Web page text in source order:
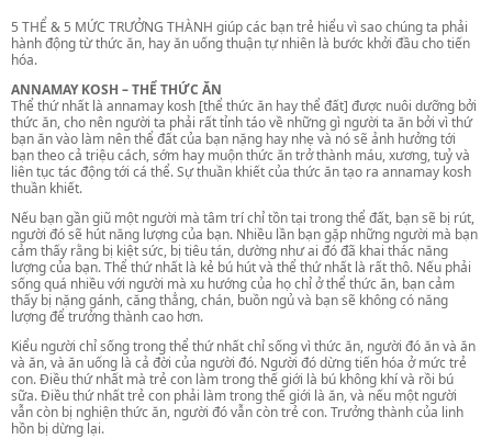
5 THỂ & 5 MỨC TRƯỞNG THÀNH giúp các bạn trẻ hiểu vì sao chúng ta phải
hành động từ thức ăn, hay ăn uống thuận tự nhiên là bước khởi đầu cho tiến
hóa.
ANNAMAY KOSH – THỂ THỨC ĂN
Thể thứ nhất là annamay kosh [thể thức ăn hay thể đất] được nuôi dưỡng bởi
thức ăn, cho nên người ta phải rất tỉnh táo về những gì người ta ăn bởi vì thứ
bạn ăn vào làm nên thể đất của bạn nặng hay nhẹ và nó sẽ ảnh hưởng tới
bạn theo cả triệu cách, sớm hay muộn thức ăn trở thành máu, xương, tuỷ và
liên tục tác động tới cá thể. Sự thuần khiết của thức ăn tạo ra annamay kosh
thuần khiết.
Nếu bạn gần giũ một người mà tâm trí chỉ tồn tại trong thể đất, bạn sẽ bị rút,
người đó sẽ hút năng lượng của bạn. Nhiều lần bạn gặp những người mà bạn
cảm thấy rằng bị kiệt sức, bị tiêu tán, dường như ai đó đã khai thác năng
lượng của bạn. Thể thứ nhất là kẻ bú hút và thể thứ nhất là rất thô. Nếu phải
sống quá nhiều với người mà xu hướng của họ chỉ ở thể thức ăn, bạn cảm
thấy bị nặng gánh, căng thẳng, chán, buồn ngủ và bạn sẽ không có năng
lượng để trưởng thành cao hơn.
Kiểu người chỉ sống trong thể thứ nhất chỉ sống vì thức ăn, người đó ăn và ăn
và ăn, và ăn uống là cả đời của người đó. Người đó dừng tiến hóa ở mức trẻ
con. Điều thứ nhất mà trẻ con làm trong thế giới là bú không khí và rồi bú
sữa. Điều thứ nhất trẻ con phải làm trong thế giới là ăn, và nếu một người
vẫn còn bị nghiện thức ăn, người đó vẫn còn trẻ con. Trưởng thành của linh
hồn bị dừng lại.